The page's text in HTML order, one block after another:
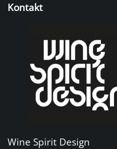
Kontakt
Wine Spirit Design